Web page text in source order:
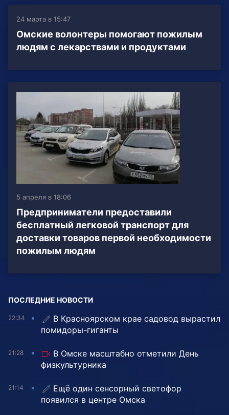
24 марта в 15:47
Омские волонтеры помогают пожилым
людям с лекарствами и продуктами
5 апреля в 18:06
Предприниматели предоставили
бесплатный легковой транспорт для
доставки товаров первой необходимости
пожилым людям
ПОСЛЕДНИЕ НОВОСТИ
22:34
В Красноярском крае садовод вырастил
помидоры-гиганты
21:28
В Омске масштабно отметили День
физкультурника
21:14
Ещё один сенсорный светофор
появился в центре Омска